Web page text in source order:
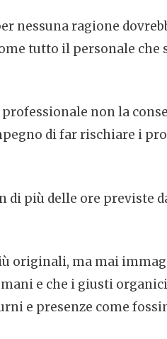
nessuna ragione
tutto il personale che
non la
di far rischiare i
di più delle ore previste
originali, ma mai
e che i giusti
e presenze come